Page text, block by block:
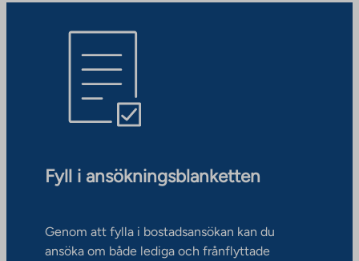
Fyll i ansökningsblanketten
Genom att fylla i bostadsansökan kan du
ansöka om både lediga och frånflyttade